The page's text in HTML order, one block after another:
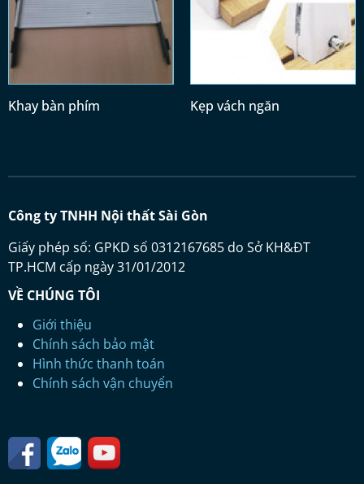
Khay bàn phím Kẹp vách ngăn
Công ty TNHH Nội thất Sài Gòn
Giấy phép số: GPKD số 0312167685 do Sở KH&ĐT
TP.HCM cấp ngày 31/01/2012
VỀ CHÚNG TÔI
Giới thiệu
Chính sách bảo mật
Hình thức thanh toán
Chính sách vận chuyển